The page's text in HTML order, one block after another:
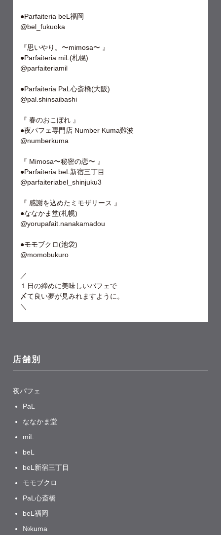
●Parfaiteria beL福岡
@bel_fukuoka
『思いやり。〜mimosa〜 』
●Parfaiteria miL(札幌)
@parfaiteriamil
●Parfaiteria PaL心斎橋(大阪)
@pal.shinsaibashi
『 春のおこぼれ 』
●夜パフェ専門店 Number Kuma難波
@numberkuma
『 Mimosa〜秘密の恋〜 』
●Parfaiteria beL新宿三丁目
@parfaiteriabel_shinjuku3
『 感謝を込めたミモザリース 』
●ななかま堂(札幌)
@yorupafait.nanakamadou
●モモブクロ(池袋)
@momobukuro
／
１日の締めに美味しいパフェで
〆て良い夢が見みれますように。
＼
店舗別
夜パフェ
PaL
ななかま堂
miL
beL
beL新宿三丁目
モモブクロ
PaL心斎橋
beL福岡
№kuma